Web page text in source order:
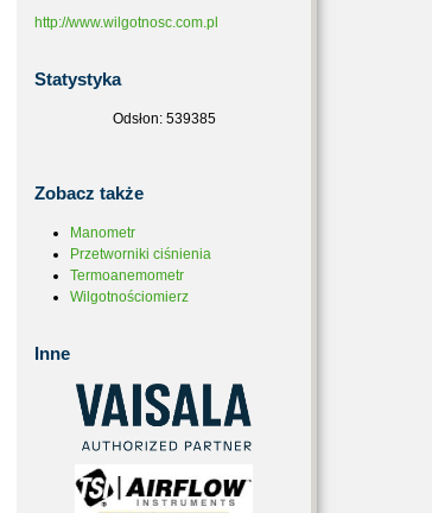
http://www.wilgotnosc.com.pl
Statystyka
Odsłon: 539385
Zobacz także
Manometr
Przetworniki ciśnienia
Termoanemometr
Wilgotnościomierz
Inne